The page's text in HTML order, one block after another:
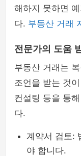
해하지 못하면
다. 부동산 거래
전문가의 도움
부동산 거래는
조언을 받는 것
컨설팅 등을 통
다.
계약서 검토:
야 합니다.